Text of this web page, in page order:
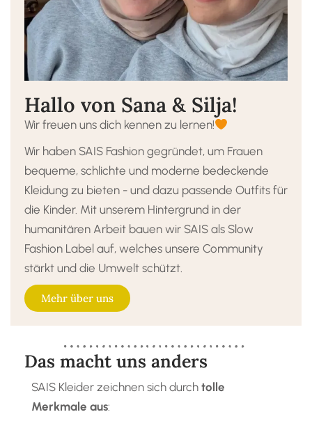
Hallo von Sana & Silja!
Wir freuen uns dich kennen zu lernen!
Wir haben SAIS Fashion gegründet, um Frauen
bequeme, schlichte und moderne bedeckende
Kleidung zu bieten - und dazu passende Outfits für
die Kinder. Mit unserem Hintergrund in der
humanitären Arbeit bauen wir SAIS als Slow
Fashion Label auf, welches unsere Community
stärkt und die Umwelt schützt.
Mehr über uns
Das macht uns anders
SAIS Kleider zeichnen sich durch tolle
Merkmale aus: